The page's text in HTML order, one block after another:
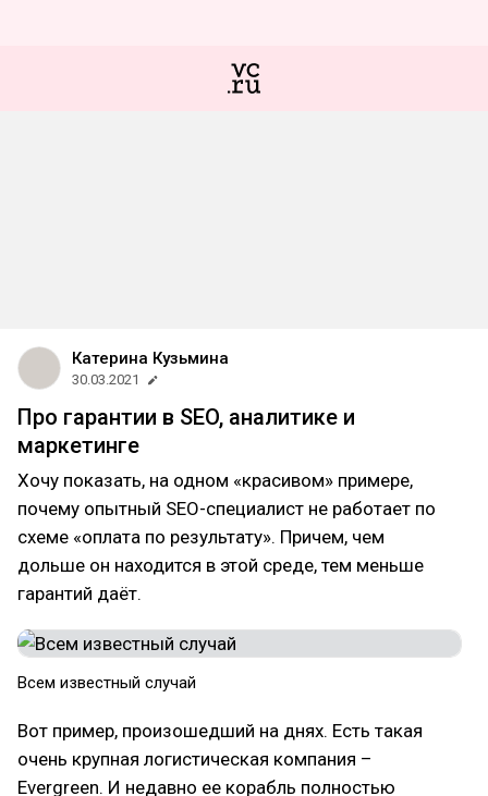
Катерина Кузьмина
30.03.2021
Про гарантии в SEO, аналитике и
маркетинге
Хочу показать, на одном «красивом» примере,
почему опытный SEO-специалист не работает по
схеме «оплата по результату». Причем, чем
дольше он находится в этой среде, тем меньше
гарантий даёт.
Всем известный случай
Вот пример, произошедший на днях. Есть такая
очень крупная логистическая компания –
Evergreen. И недавно ее корабль полностью